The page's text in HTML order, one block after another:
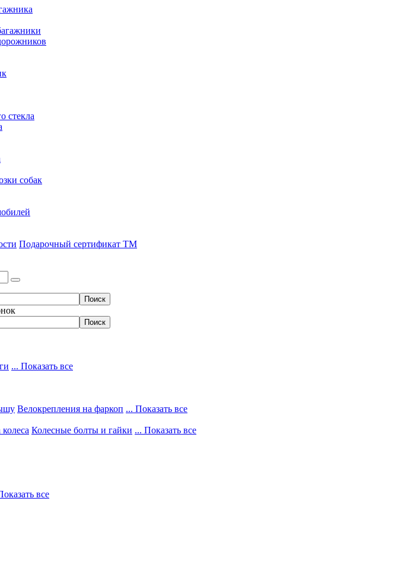
стекла
собак
Подарочный сертификат ТМ
... Показать все
Велокрепления на фаркоп ... Показать все
Колесные болты и гайки ... Показать все
все